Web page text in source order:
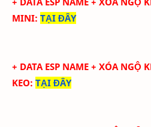
MINI: TẠI ĐÂY
+ DATA ESP NAME + XÓA NGỘ
KEO: TẠI ĐÂY